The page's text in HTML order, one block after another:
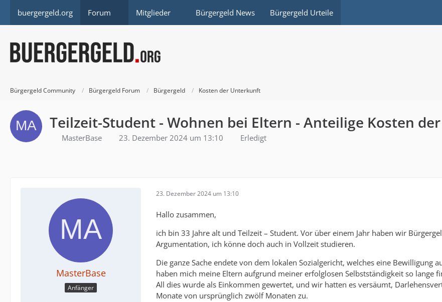
buergergeld.org Forum Mitglieder Bürgergeld News Bürgergeld Urteile
Bürgergeld Community Bürgergeld Forum Bürgergeld Kosten der Unterkunft
Teilzeit-Student - Wohnen bei Eltern - Anteilige Kosten
MasterBase 23. Dezember 2024 um 13:10 Erledigt
MasterBase
Anfänger
23. Dezember 2024 um 13:10
Hallo zusammen,
ich bin 33 Jahre alt und Teilzeit – Student. Vor über einem Jahr haben wir
Argumentation, ich könne doch auch in Vollzeit studieren.
Die ganze Sache endete von dem lokalen Sozialgericht, welches eine Bewilligung
haben mich meine Eltern aufgrund meiner erfolglosen Selbstständigkeit so lange
All dies wurde als Einkommen gewertet, und wir hatten es versäumt,
Monate von ursprünglich zwölf Monaten zu.